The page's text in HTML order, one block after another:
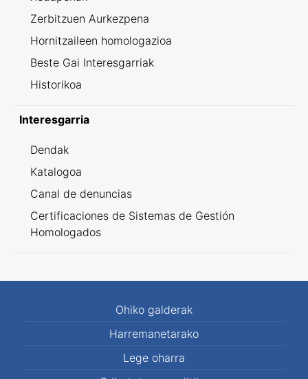
Zerbitzuen Aurkezpena
Hornitzaileen homologazioa
Beste Gai Interesgarriak
Historikoa
Interesgarria
Dendak
Katalogoa
Canal de denuncias
Certificaciones de Sistemas de Gestión
Homologados
Ohiko galderak
Harremanetarako
Lege oharra